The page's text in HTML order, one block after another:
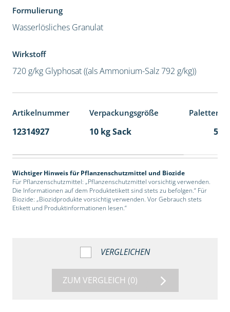
Formulierung
Wasserlösliches Granulat
Wirkstoff
720 g/kg Glyphosat ((als Ammonium-Salz 792 g/kg))
Artikelnummer Verpackungsgröße
12314927 10 kg Sack 55
Wichtiger Hinweis für Pflanzenschutzmittel und Biozide
Für Pflanzenschutzmittel: „Pflanzenschutzmittel vorsichtig verwenden.
Die Informationen auf dem Produktetikett sind stets zu befolgen.“ Für
Biozide: „Biozidprodukte vorsichtig verwenden. Vor Gebrauch stets
Etikett und Produktinformationen lesen.“
VERGLEICHEN
ZUM VERGLEICH (0)